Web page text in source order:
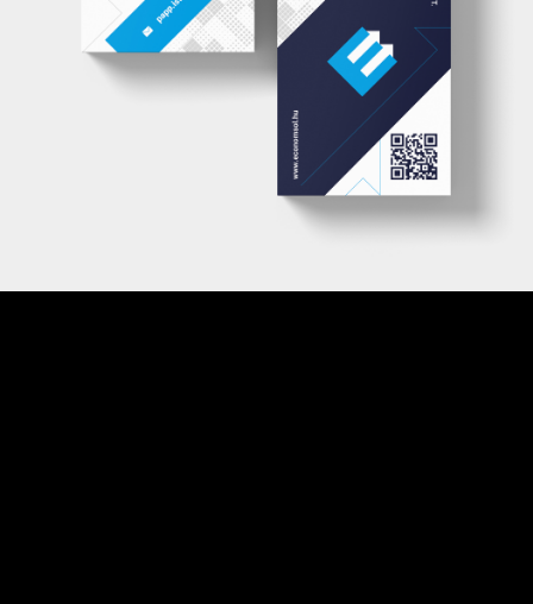
Ihre Geschichte
visuell